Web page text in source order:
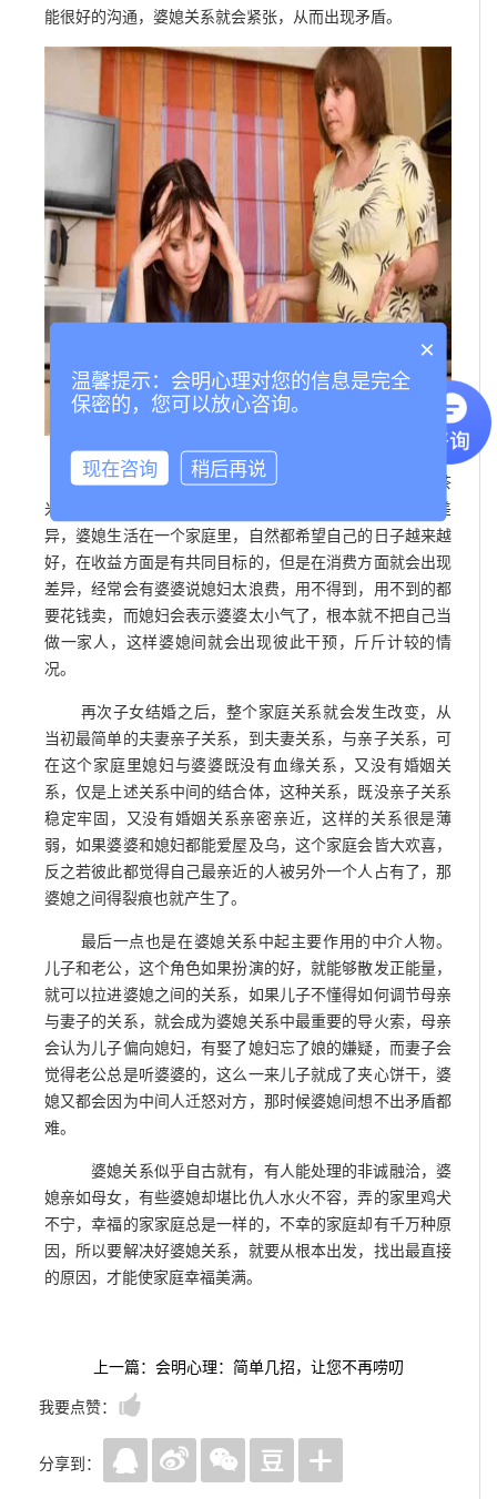
能很好的沟通，婆媳关系就会紧张，从而出现矛盾。
其次生活在同一个家庭里的两个人，避免不了要为茶
米油盐酱醋茶的事情操心，时间久了就会出现金钱观上的差
异，婆媳生活在一个家庭里，自然都希望自己的日子越来越
好，在收益方面是有共同目标的，但是在消费方面就会出现
差异，经常会有婆婆说媳妇太浪费，用不得到，用不到的都
要花钱卖，而媳妇会表示婆婆太小气了，根本就不把自己当
做一家人，这样婆媳间就会出现彼此干预，斤斤计较的情
况。
再次子女结婚之后，整个家庭关系就会发生改变，从
当初最简单的夫妻亲子关系，到夫妻关系，与亲子关系，可
在这个家庭里媳妇与婆婆既没有血缘关系，又没有婚姻关
系，仅是上述关系中间的结合体，这种关系，既没亲子关系
稳定牢固，又没有婚姻关系亲密亲近，这样的关系很是薄
弱，如果婆婆和媳妇都能爱屋及乌，这个家庭会皆大欢喜，
反之若彼此都觉得自己最亲近的人被另外一个人占有了，那
婆媳之间得裂痕也就产生了。
最后一点也是在婆媳关系中起主要作用的中介人物。
儿子和老公，这个角色如果扮演的好，就能够散发正能量，
就可以拉进婆媳之间的关系，如果儿子不懂得如何调节母亲
与妻子的关系，就会成为婆媳关系中最重要的导火索，母亲
会认为儿子偏向媳妇，有娶了媳妇忘了娘的嫌疑，而妻子会
觉得老公总是听婆婆的，这么一来儿子就成了夹心饼干，婆
媳又都会因为中间人迁怒对方，那时候婆媳间想不出矛盾都
难。
婆媳关系似乎自古就有，有人能处理的非诚融洽，婆
媳亲如母女，有些婆媳却堪比仇人水火不容，弄的家里鸡犬
不宁，幸福的家家庭总是一样的，不幸的家庭却有千万种原
因，所以要解决好婆媳关系，就要从根本出发，找出最直接
的原因，才能使家庭幸福美满。
上一篇：会明心理：简单几招，让您不再唠叨
我要点赞：
分享到：
×
温馨提示：会明心理对您的信息是完全
保密的，您可以放心咨询。
现在咨询 稍后再说